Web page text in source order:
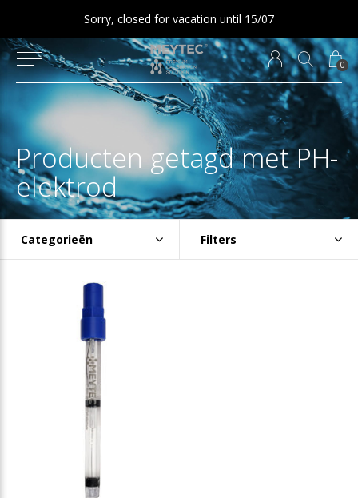
0
Sorry, closed for vacation until 15/07
Producten getagd met PH-
elektrod
Categorieën Filters